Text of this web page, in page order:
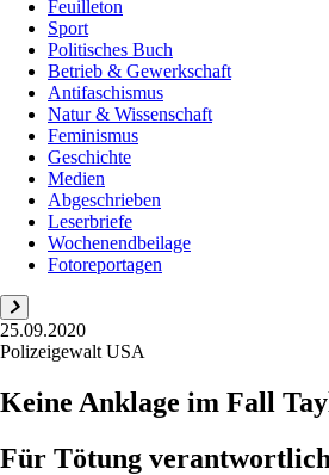
Feuilleton
Sport
Politisches Buch
Betrieb & Gewerkschaft
Antifaschismus
Natur & Wissenschaft
Feminismus
Geschichte
Medien
Abgeschrieben
Leserbriefe
Wochenendbeilage
Fotoreportagen
25.09.2020
Polizeigewalt USA
Keine Anklage im Fall
Für Tötung